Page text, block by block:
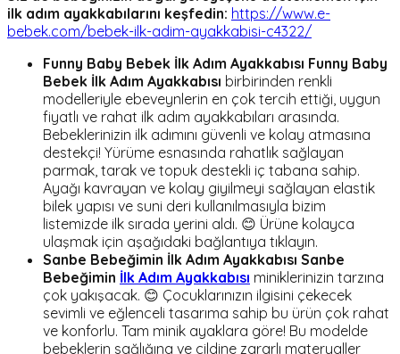
ilk adım ayakkabılarını keşfedin: https://www.e-
bebek.com/bebek-ilk-adim-ayakkabisi-c4322/
Funny Baby Bebek İlk Adım Ayakkabısı Funny Baby
Bebek İlk Adım Ayakkabısı birbirinden renkli
modelleriyle ebeveynlerin en çok tercih ettiği, uygun
fiyatlı ve rahat ilk adım ayakkabıları arasında.
Bebeklerinizin ilk adımını güvenli ve kolay atmasına
destekçi! Yürüme esnasında rahatlık sağlayan
parmak, tarak ve topuk destekli iç tabana sahip.
Ayağı kavrayan ve kolay giyilmeyi sağlayan elastik
bilek yapısı ve suni deri kullanılmasıyla bizim
listemizde ilk sırada yerini aldı. 😊 Ürüne kolayca
ulaşmak için aşağıdaki bağlantıya tıklayın.
Sanbe Bebeğimin İlk Adım Ayakkabısı Sanbe
Bebeğimin İlk Adım Ayakkabısı miniklerinizin tarzına
çok yakışacak. 😊 Çocuklarınızın ilgisini çekecek
sevimli ve eğlenceli tasarıma sahip bu ürün çok rahat
ve konforlu. Tam minik ayaklara göre! Bu modelde
bebeklerin sağlığına ve cildine zararlı materyaller